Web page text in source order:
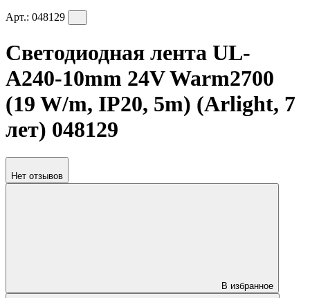
Арт.: 048129
Светодиодная лента UL-
A240-10mm 24V Warm2700
(19 W/m, IP20, 5m) (Arlight, 7
лет) 048129
Нет отзывов
В избранное